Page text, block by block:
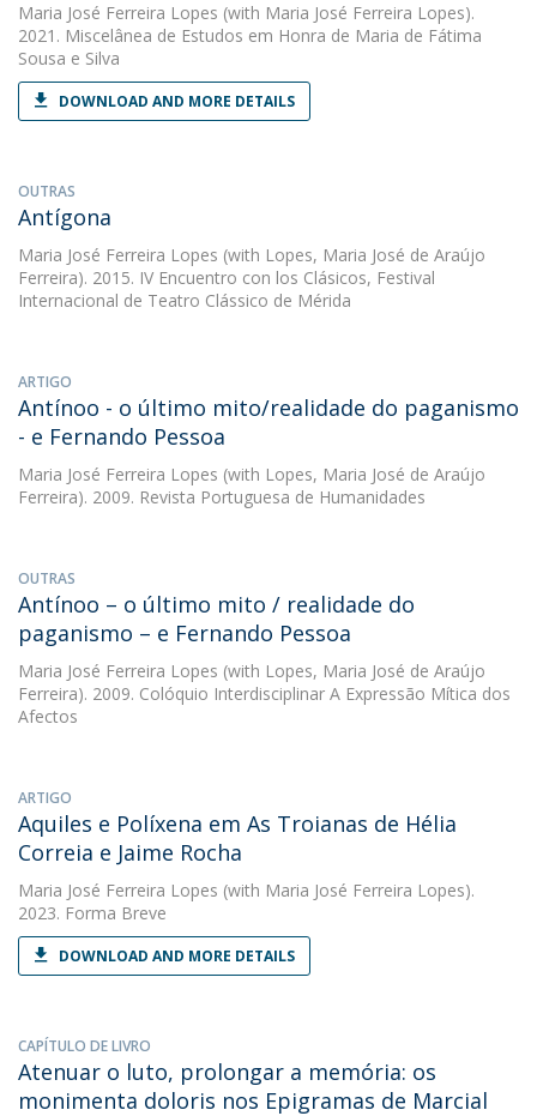
Maria José Ferreira Lopes (with Maria José Ferreira Lopes).
2021. Miscelânea de Estudos em Honra de Maria de Fátima
Sousa e Silva
DOWNLOAD AND MORE DETAILS
OUTRAS
Antígona
Maria José Ferreira Lopes (with Lopes, Maria José de Araújo
Ferreira). 2015. IV Encuentro con los Clásicos, Festival
Internacional de Teatro Clássico de Mérida
ARTIGO
Antínoo - o último mito/realidade do paganismo
- e Fernando Pessoa
Maria José Ferreira Lopes (with Lopes, Maria José de Araújo
Ferreira). 2009. Revista Portuguesa de Humanidades
OUTRAS
Antínoo – o último mito / realidade do
paganismo – e Fernando Pessoa
Maria José Ferreira Lopes (with Lopes, Maria José de Araújo
Ferreira). 2009. Colóquio Interdisciplinar A Expressão Mítica dos
Afectos
ARTIGO
Aquiles e Políxena em As Troianas de Hélia
Correia e Jaime Rocha
Maria José Ferreira Lopes (with Maria José Ferreira Lopes).
2023. Forma Breve
DOWNLOAD AND MORE DETAILS
CAPÍTULO DE LIVRO
Atenuar o luto, prolongar a memória: os
monimenta doloris nos Epigramas de Marcial